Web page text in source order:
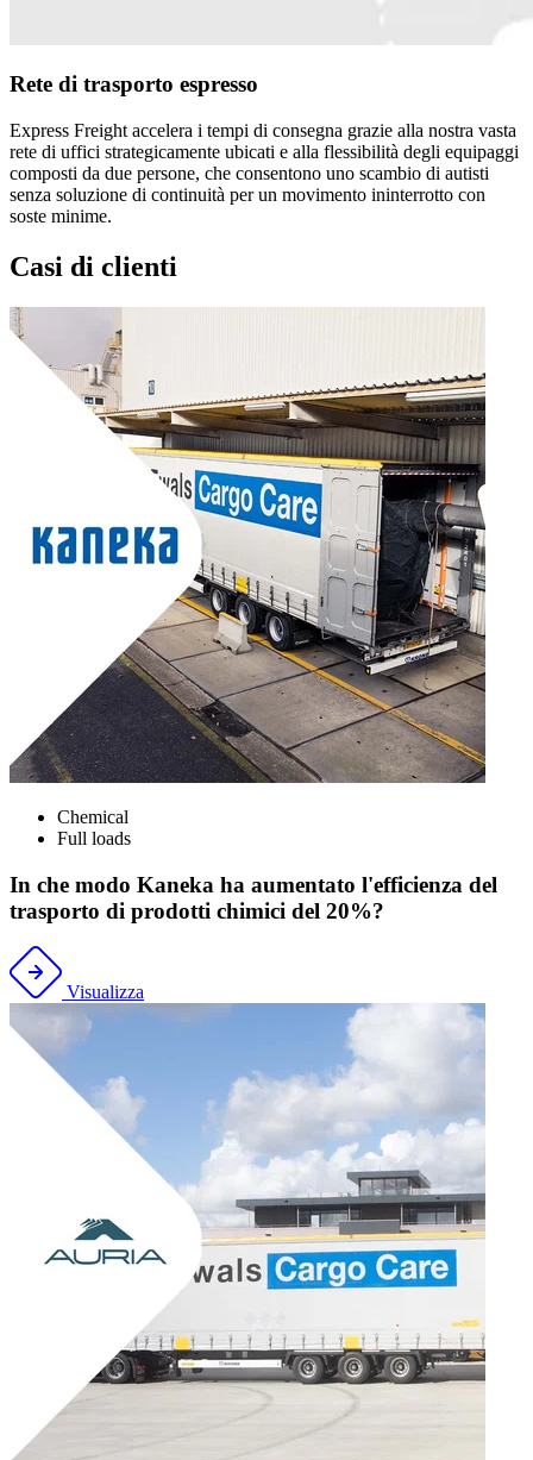
Rete di trasporto espresso
Express Freight accelera i tempi di consegna grazie alla nostra vasta
rete di uffici strategicamente ubicati e alla flessibilità degli equipaggi
composti da due persone, che consentono uno scambio di autisti
senza soluzione di continuità per un movimento ininterrotto con
soste minime.
Casi di clienti
Chemical
Full loads
In che modo Kaneka ha aumentato l'efficienza del
trasporto di prodotti chimici del 20%?
Visualizza